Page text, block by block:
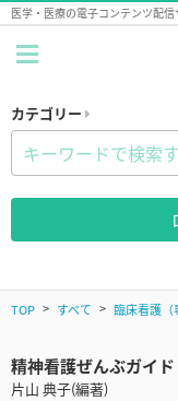
医学・医療の電子コンテンツ配信
カテゴリー
TOP すべて 臨床看護（
精神看護ぜんぶガイド
片山 典子(編著)